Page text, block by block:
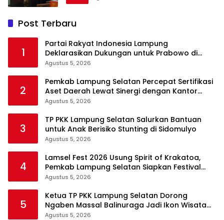
Post Terbaru
1
Partai Rakyat Indonesia Lampung
Deklarasikan Dukungan untuk Prabowo di
Pilpres 2029
Agustus 5, 2026
2
Pemkab Lampung Selatan Percepat Sertifikasi
Aset Daerah Lewat Sinergi dengan Kantor
Pertanahan
Agustus 5, 2026
3
TP PKK Lampung Selatan Salurkan Bantuan
untuk Anak Berisiko Stunting di Sidomulyo
Agustus 5, 2026
4
Lamsel Fest 2026 Usung Spirit of Krakatoa,
Pemkab Lampung Selatan Siapkan Festival
Lebih Spektakuler
Agustus 5, 2026
5
Ketua TP PKK Lampung Selatan Dorong
Ngaben Massal Balinuraga Jadi Ikon Wisata
Budaya
Agustus 5, 2026